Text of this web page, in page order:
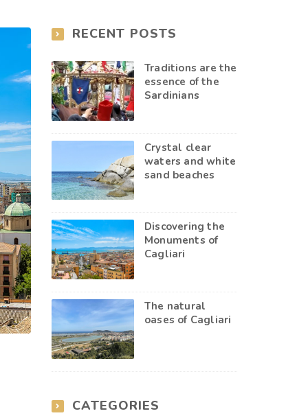
RECENT POSTS
Traditions are the
essence of the
Sardinians
Crystal clear
waters and white
sand beaches
Discovering the
Monuments of
Cagliari
The natural
oases of Cagliari
CATEGORIES